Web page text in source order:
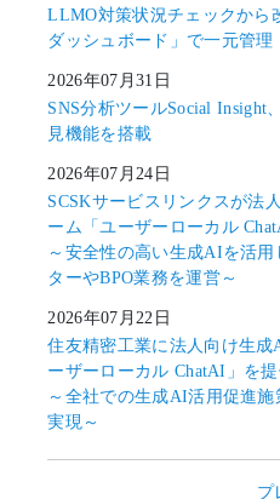
LLMO対策状況チェックから
ダッシュボード」で一元管理
2026年07月31日
SNS分析ツールSocial Insight
見機能を搭載
2026年07月24日
SCSKサービスリンクスが法
ーム「ユーザーローカル
～安全性の高い生成AIを活
ターやBPO業務を運営～
2026年07月22日
住友精密工業に法人向け生
ーザーローカル ChatAI」を
～全社での生成AI活用促進
実現～
プ